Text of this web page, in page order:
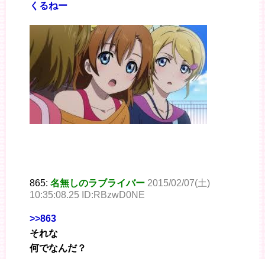
くるねー
865: 名無しのラブライバー 2015/02/07(土)
10:35:08.25 ID:RBzwD0NE
>>863
それな
何でなんだ？